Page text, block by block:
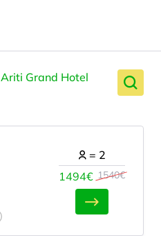
Ariti Grand Hotel
1494€ 1540€
= 2